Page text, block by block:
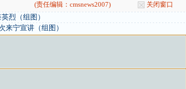
(责任编辑：cmsnews2007)
关闭窗口
烈（组图）
来宁宣讲（组图）